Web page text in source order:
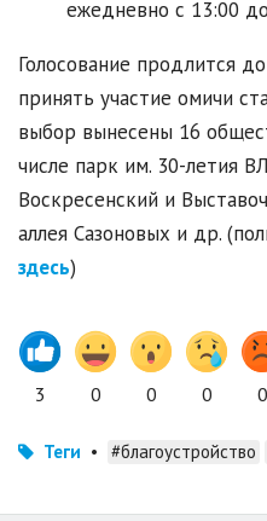
ежедневно с 13:00
Голосование продлится
принять участие омичи
выбор вынесены 16
числе парк им. 30-летия
Воскресенский и
аллея Сазоновых и др.
здесь)
3 0 0 0 0
Теги • #благоустройство